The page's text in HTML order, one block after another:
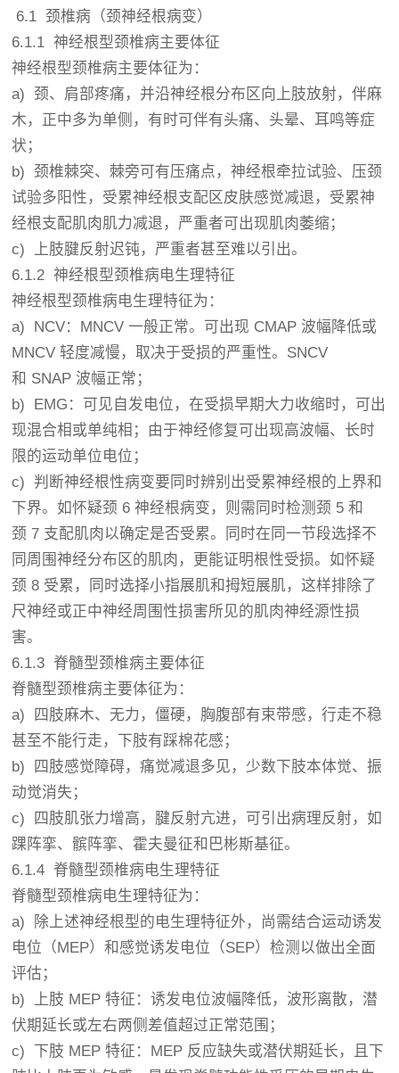
6.1 颈椎病（颈神经根病变）
6.1.1 神经根型颈椎病主要体征
神经根型颈椎病主要体征为：
a) 颈、肩部疼痛，并沿神经根分布区向上肢放射，伴麻
木，正中多为单侧，有时可伴有头痛、头晕、耳鸣等症
状；
b) 颈椎棘突、棘旁可有压痛点，神经根牵拉试验、压颈
试验多阳性，受累神经根支配区皮肤感觉减退，受累神
经根支配肌肉肌力减退，严重者可出现肌肉萎缩；
c) 上肢腱反射迟钝，严重者甚至难以引出。
6.1.2 神经根型颈椎病电生理特征
神经根型颈椎病电生理特征为：
a) NCV：MNCV 一般正常。可出现 CMAP 波幅降低或
MNCV 轻度减慢，取决于受损的严重性。SNCV
和 SNAP 波幅正常；
b) EMG：可见自发电位，在受损早期大力收缩时，可出
现混合相或单纯相；由于神经修复可出现高波幅、长时
限的运动单位电位；
c) 判断神经根性病变要同时辨别出受累神经根的上界和
下界。如怀疑颈 6 神经根病变，则需同时检测颈 5 和
颈 7 支配肌肉以确定是否受累。同时在同一节段选择不
同周围神经分布区的肌肉，更能证明根性受损。如怀疑
颈 8 受累，同时选择小指展肌和拇短展肌，这样排除了
尺神经或正中神经周围性损害所见的肌肉神经源性损
害。
6.1.3 脊髓型颈椎病主要体征
脊髓型颈椎病主要体征为：
a) 四肢麻木、无力，僵硬，胸腹部有束带感，行走不稳
甚至不能行走，下肢有踩棉花感；
b) 四肢感觉障碍，痛觉减退多见，少数下肢本体觉、振
动觉消失；
c) 四肢肌张力增高，腱反射亢进，可引出病理反射，如
踝阵挛、髌阵挛、霍夫曼征和巴彬斯基征。
6.1.4 脊髓型颈椎病电生理特征
脊髓型颈椎病电生理特征为：
a) 除上述神经根型的电生理特征外，尚需结合运动诱发
电位（MEP）和感觉诱发电位（SEP）检测以做出全面
评估；
b) 上肢 MEP 特征：诱发电位波幅降低，波形离散，潜
伏期延长或左右两侧差值超过正常范围；
c) 下肢 MEP 特征：MEP 反应缺失或潜伏期延长，且下